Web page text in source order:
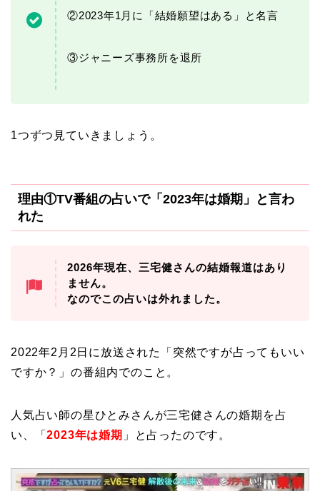
②2023年1月に「結婚願望はある」と名言
③ジャニーズ事務所を退所
1つずつ見ていきましょう。
理由①TV番組の占いで「2023年は婚期」と言わ
れた
2026年現在、三宅健さんの結婚報道はあり
ません。
なのでこの占いは外れました。
2022年2月2日に放送された「突然ですが占ってもいい
ですか？」の番組内でのこと。
人気占い師の星ひとみさんが三宅健さんの婚期を占
い、「2023年は婚期 」と占ったのです。